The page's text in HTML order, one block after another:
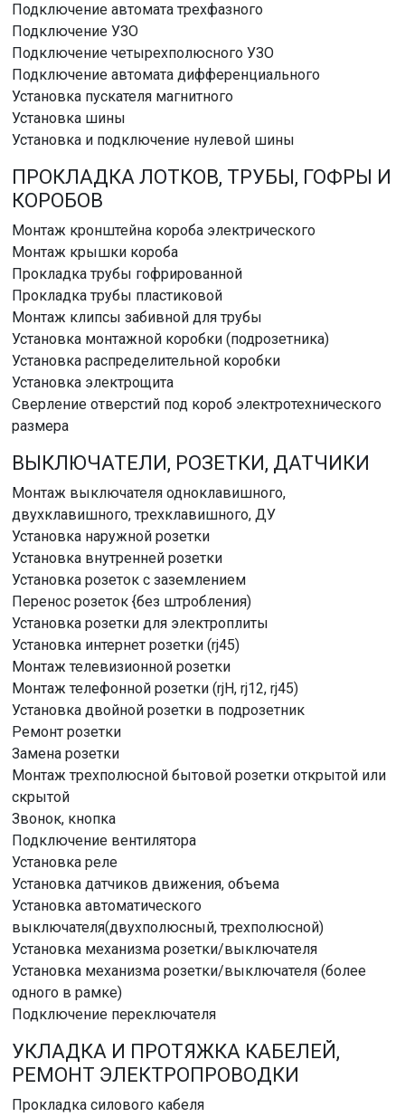
Подключение автомата трехфазного
Подключение УЗО
Подключение четырехполюсного УЗО
Подключение автомата дифференциального
Установка пускателя магнитного
Установка шины
Установка и подключение нулевой шины
ПРОКЛАДКА ЛОТКОВ, ТРУБЫ, ГОФРЫ И
КОРОБОВ
Монтаж кронштейна короба электрического
Монтаж крышки короба
Прокладка трубы гофрированной
Прокладка трубы пластиковой
Монтаж клипсы забивной для трубы
Установка монтажной коробки (подрозетника)
Установка распределительной коробки
Установка электрощита
Сверление отверстий под короб электротехнического
размера
ВЫКЛЮЧАТЕЛИ, РОЗЕТКИ, ДАТЧИКИ
Монтаж выключателя одноклавишного,
двухклавишного, трехклавишного, ДУ
Установка наружной розетки
Установка внутренней розетки
Установка розеток с заземлением
Перенос розеток {без штробления)
Установка розетки для электроплиты
Установка интернет розетки (rj45)
Монтаж телевизионной розетки
Монтаж телефонной розетки (rjH, rj12, rj45)
Установка двойной розетки в подрозетник
Ремонт розетки
Замена розетки
Монтаж трехполюсной бытовой розетки открытой или
скрытой
Звонок, кнопка
Подключение вентилятора
Установка реле
Установка датчиков движения, объема
Установка автоматического
выключателя(двухполюсный, трехполюсной)
Установка механизма розетки/выключателя
Установка механизма розетки/выключателя (более
одного в рамке)
Подключение переключателя
УКЛАДКА И ПРОТЯЖКА КАБЕЛЕЙ,
РЕМОНТ ЭЛЕКТРОПРОВОДКИ
Прокладка силового кабеля